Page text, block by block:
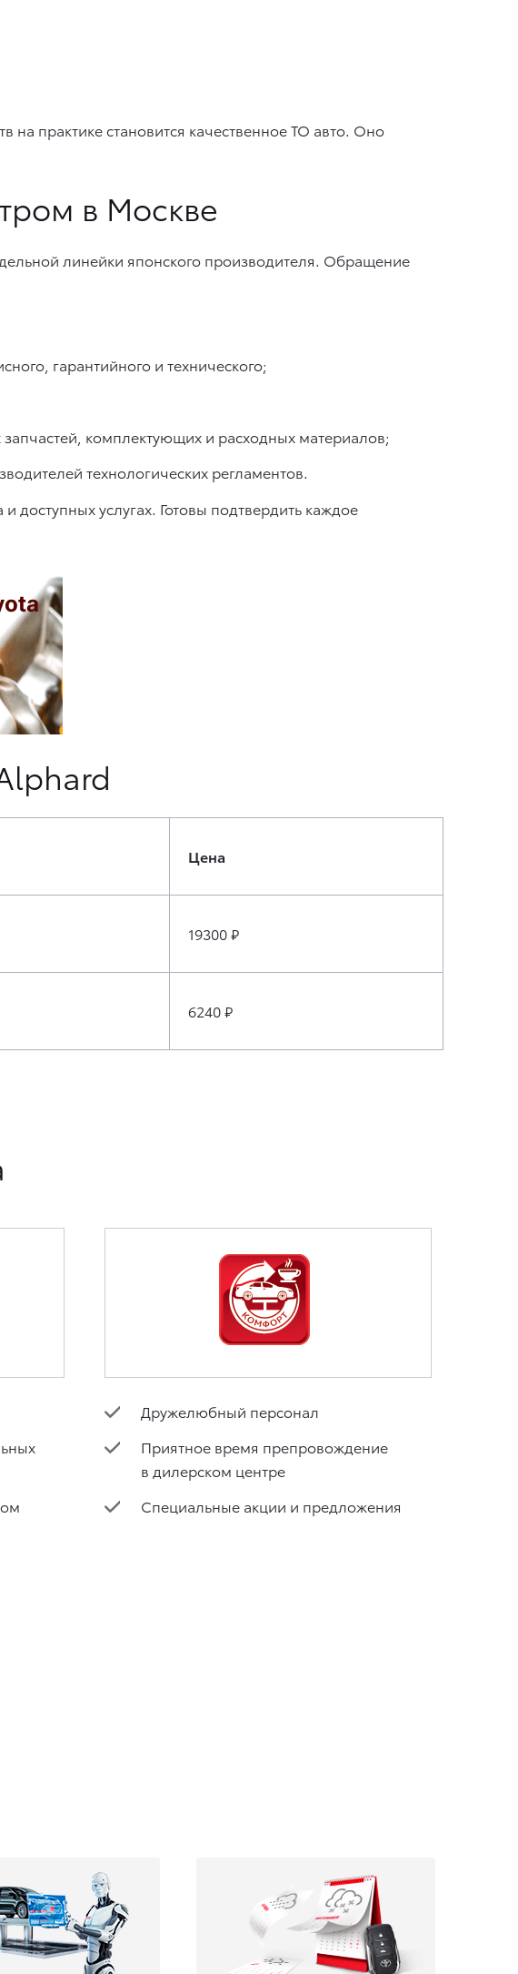
практике становится качественное ТО авто. Оно
в Москве
линейки японского производителя. Обращение
гарантийного и технического;
комплектующих и расходных материалов;
технологических регламентов.
услугах. Готовы подтвердить каждое
Цена
19300 ₽
6240 ₽
Дружелюбный персонал
Приятное время препровождение
в дилерском центре
Специальные акции и предложения